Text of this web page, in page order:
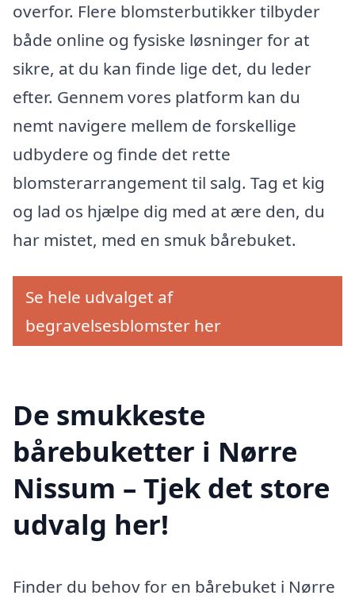
overfor. Flere blomsterbutikker tilbyder
både online og fysiske løsninger for at
sikre, at du kan finde lige det, du leder
efter. Gennem vores platform kan du
nemt navigere mellem de forskellige
udbydere og finde det rette
blomsterarrangement til salg. Tag et kig
og lad os hjælpe dig med at ære den, du
har mistet, med en smuk bårebuket.
Se hele udvalget af
begravelsesblomster her
De smukkeste
bårebuketter i Nørre
Nissum – Tjek det store
udvalg her!
Finder du behov for en bårebuket i Nørre